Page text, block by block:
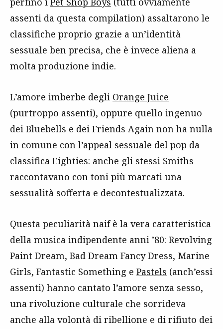
assenti da questa compilation) assaltarono le
classifiche proprio grazie a un’identità
sessuale ben precisa, che è invece aliena a
molta produzione indie.
L’amore imberbe degli Orange Juice
(purtroppo assenti), oppure quello ingenuo
dei Bluebells e dei Friends Again non ha nulla
in comune con l’appeal sessuale del pop da
classifica Eighties: anche gli stessi Smiths
raccontavano con toni più marcati una
sessualità sofferta e decontestualizzata.
Questa peculiarità naif è la vera caratteristica
della musica indipendente anni ’80: Revolving
Paint Dream, Bad Dream Fancy Dress, Marine
Girls, Fantastic Something e Pastels (anch’essi
assenti) hanno cantato l’amore senza sesso,
una rivoluzione culturale che sorrideva
anche alla volontà di ribellione e di rifiuto dei